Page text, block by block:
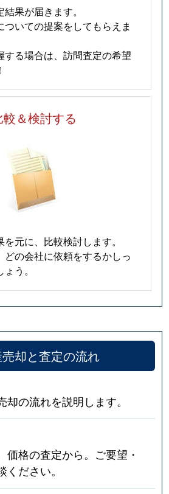
果が届きます。
ついての提案をしてもらえま
する場合は、訪問査定の希望
較＆検討する
元に、比較検討します。
どの会社に依頼をするかしっ
う。
却と査定の流れ
の流れを説明します。
価格の査定から。ご要望・
ださい。